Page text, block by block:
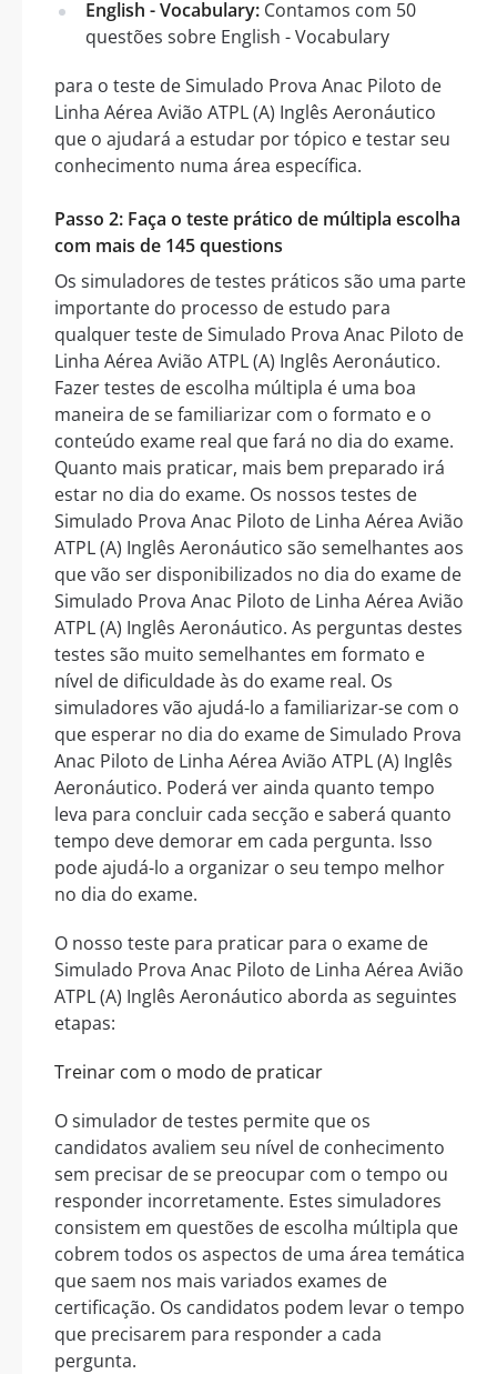
English - Vocabulary: Contamos com 50
questões sobre English - Vocabulary
para o teste de Simulado Prova Anac Piloto de
Linha Aérea Avião ATPL (A) Inglês Aeronáutico
que o ajudará a estudar por tópico e testar seu
conhecimento numa área específica.
Passo 2: Faça o teste prático de múltipla escolha
com mais de 145 questions
Os simuladores de testes práticos são uma parte
importante do processo de estudo para
qualquer teste de Simulado Prova Anac Piloto de
Linha Aérea Avião ATPL (A) Inglês Aeronáutico.
Fazer testes de escolha múltipla é uma boa
maneira de se familiarizar com o formato e o
conteúdo exame real que fará no dia do exame.
Quanto mais praticar, mais bem preparado irá
estar no dia do exame. Os nossos testes de
Simulado Prova Anac Piloto de Linha Aérea Avião
ATPL (A) Inglês Aeronáutico são semelhantes aos
que vão ser disponibilizados no dia do exame de
Simulado Prova Anac Piloto de Linha Aérea Avião
ATPL (A) Inglês Aeronáutico. As perguntas destes
testes são muito semelhantes em formato e
nível de dificuldade às do exame real. Os
simuladores vão ajudá-lo a familiarizar-se com o
que esperar no dia do exame de Simulado Prova
Anac Piloto de Linha Aérea Avião ATPL (A) Inglês
Aeronáutico. Poderá ver ainda quanto tempo
leva para concluir cada secção e saberá quanto
tempo deve demorar em cada pergunta. Isso
pode ajudá-lo a organizar o seu tempo melhor
no dia do exame.
O nosso teste para praticar para o exame de
Simulado Prova Anac Piloto de Linha Aérea Avião
ATPL (A) Inglês Aeronáutico aborda as seguintes
etapas:
Treinar com o modo de praticar
O simulador de testes permite que os
candidatos avaliem seu nível de conhecimento
sem precisar de se preocupar com o tempo ou
responder incorretamente. Estes simuladores
consistem em questões de escolha múltipla que
cobrem todos os aspectos de uma área temática
que saem nos mais variados exames de
certificação. Os candidatos podem levar o tempo
que precisarem para responder a cada
pergunta.